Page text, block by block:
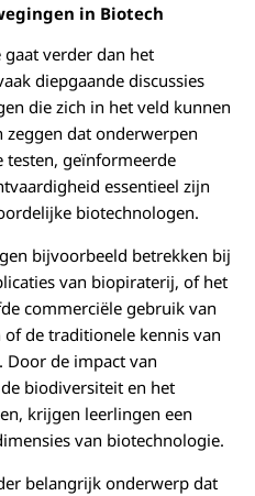
in Biotech
verder dan het
diepgaande discussies
die zich in het veld kunnen
dat onderwerpen
testen, geïnformeerde
essentieel zijn
biotechnologen.
bijvoorbeeld betrekken bij
van biopiraterij, of het
commerciële gebruik van
de traditionele kennis van
Door de impact van
biodiversiteit en het
krijgen leerlingen een
van biotechnologie.
belangrijk onderwerp dat